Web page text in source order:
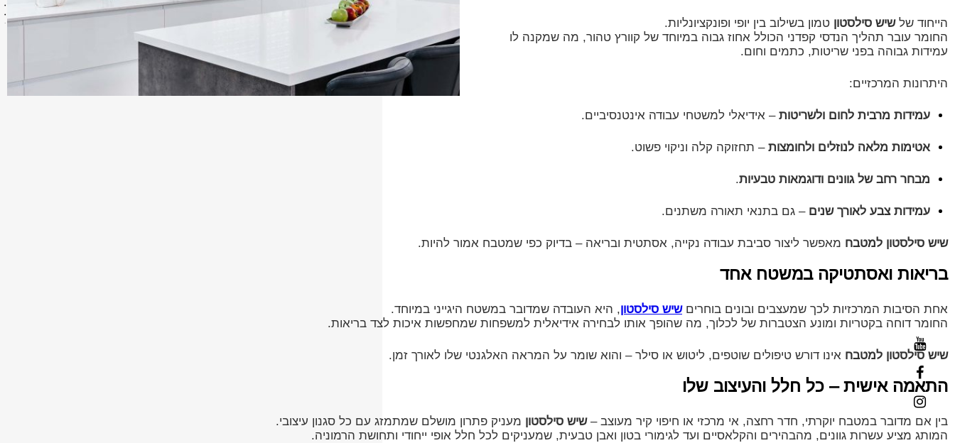
הייחוד שלשיש סילסטון טמון בשילוב בין יופי ופונקציונליות.
החומר עובר תהליך הנדסי קפדני הכולל אחוז גבוה במיוחד של קוורץ טהור, מה שמקנה לו
עמידות גבוהה בפני שריטות, כתמים וחום.
היתרונות המרכזיים:
עמידות מרבית לחום ולשריטות – אידיאלי למשטחי עבודה אינטנסיביים.
אטימות מלאה לנוזלים ולחומצות – תחזוקה קלה וניקוי פשוט.
מבחר רחב של גוונים ודוגמאות טבעיות.
עמידות צבע לאורך שנים – גם בתנאי תאורה משתנים.
שיש סילסטון למטבח מאפשר ליצור סביבת עבודה נקייה, אסתטית ובריאה – בדיוק כפי שמטבח אמור להיות.
בריאות ואסתטיקה במשטח אחד
אחת הסיבות המרכזיות לכך שמעצבים ובונים בוחריםשיש סילסטון, היא העובדה שמדובר במשטח היגייני במיוחד.
החומר דוחה בקטריות ומונע הצטברות של לכלוך, מה שהופך אותו לבחירה אידיאלית למשפחות שמחפשות איכות לצד בריאות.
שיש סילסטון למטבח אינו דורש טיפולים שוטפים, ליטוש או סילר – והוא שומר על המראה האלגנטי שלו לאורך זמן.
התאמה אישית – כל חלל והעיצוב שלו
בין אם מדובר במטבח יוקרתי, חדר רחצה, אי מרכזי או חיפוי קיר מעוצב –שיש סילסטון מעניק פתרון מושלם שמתמזג עם כל סגנון עיצובי.
המותג מציע עשרות גוונים, מהבהירים והקלאסיים ועד לגימורי בטון ואבן טבעית, שמעניקים לכל חלל אופי ייחודי ותחושת הרמוניה.